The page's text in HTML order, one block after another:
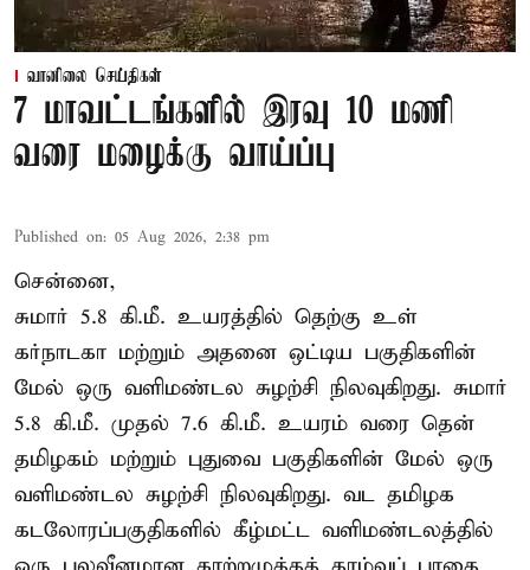
வானிலை செய்திகள்
7 மாவட்டங்களில் இரவு 10 மணி
வரை மழைக்கு வாய்ப்பு
Published on: 05 Aug 2026, 2:38 pm
சென்னை,
சுமார் 5.8 கி.மீ. உயரத்தில் தெற்கு உள்
கர்நாடகா மற்றும் அதனை ஒட்டிய பகுதிகளின்
மேல் ஒரு வளிமண்டல சுழற்சி நிலவுகிறது. சுமார்
5.8 கி.மீ. முதல் 7.6 கி.மீ. உயரம் வரை தென்
தமிழகம் மற்றும் புதுவை பகுதிகளின் மேல் ஒரு
வளிமண்டல சுழற்சி நிலவுகிறது. வட தமிழக
கடலோரப்பகுதிகளில் கீழ்மட்ட வளிமண்டலத்தில்